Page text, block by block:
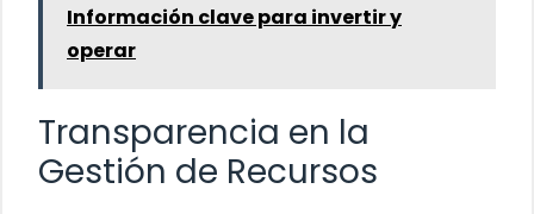
Información clave para invertir y
operar
Transparencia en la
Gestión de Recursos